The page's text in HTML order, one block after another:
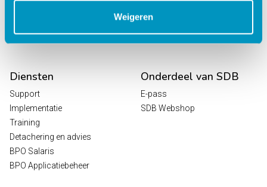
Weigeren
Vrijwilligersportaal
Diensten
Support
Implementatie
Training
Detachering en advies
BPO Salaris
BPO Applicatiebeheer
Onderdeel van SDB
E-pass
SDB Webshop